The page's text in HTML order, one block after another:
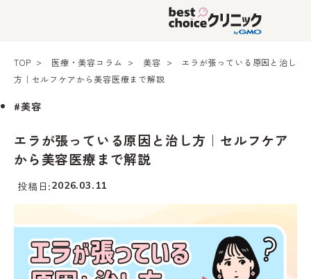
TOP 医療・美容コラム 美容
エラが張っている原因と治し
方｜セルフケアから美容医療まで解説
#美容
エラが張っている原因と治し方｜セルフケア
から美容医療まで解説
投稿日 2026.03.11